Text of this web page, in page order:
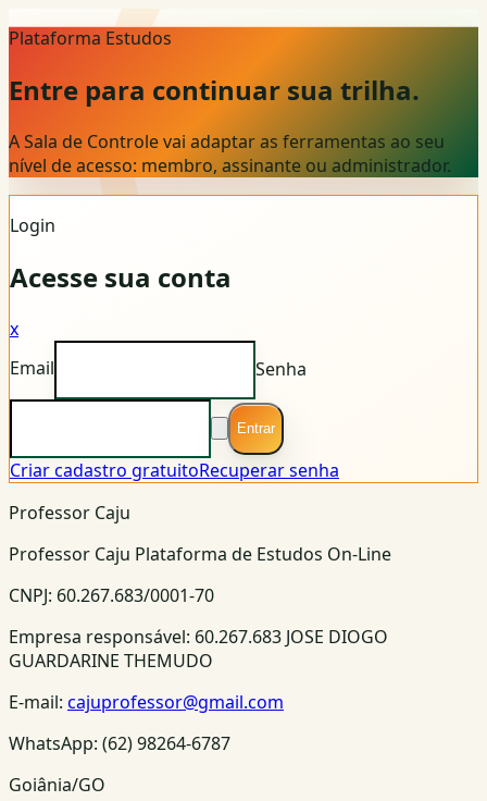
Plataforma Estudos
Entre para continuar sua trilha.
A Sala de Controle vai adaptar as ferramentas ao seu
nível de acesso: membro, assinante ou administrador.
Login
Acesse sua conta
x
Email
Senha
Entrar
Criar cadastro gratuitoRecuperar senha
Professor Caju
Professor Caju Plataforma de Estudos On-Line
CNPJ: 60.267.683/0001-70
Empresa responsável: 60.267.683 JOSE DIOGO
GUARDARINE THEMUDO
E-mail: cajuprofessor@gmail.com
WhatsApp: (62) 98264-6787
Goiânia/GO